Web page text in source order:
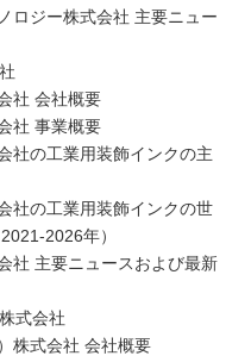
ロジー株式会社 主要ニュー
社 会社概要
社 事業概要
社の工業用装飾インクの主
社の工業用装飾インクの世
2026年）
社 主要ニュースおよび最新
式会社
株式会社 会社概要